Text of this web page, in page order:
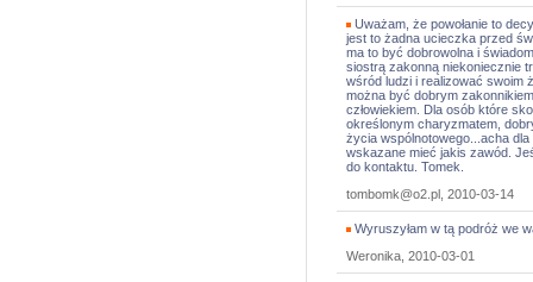
Uważam, że powołanie to
jest to żadna ucieczka przed
ma to być dobrowolna i
siostrą zakonną niekoniecznie
wśród ludzi i realizować swoim
można być dobrym
człowiekiem. Dla osób które
określonym charyzmatem,
życia wspólnotowego...acha
wskazane mieć jakis zawód.
do kontaktu. Tomek.
tombomk@o2.pl, 2010-03-14
Wyruszyłam w tą podróż we
Weronika, 2010-03-01